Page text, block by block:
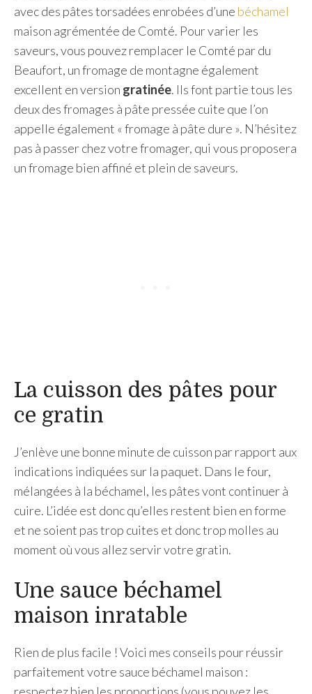
avec des pâtes torsadées enrobées d’une béchamel
maison agrémentée de Comté. Pour varier les
saveurs, vous pouvez remplacer le Comté par du
Beaufort, un fromage de montagne également
excellent en version gratinée. Ils font partie tous les
deux des fromages à pâte pressée cuite que l’on
appelle également « fromage à pâte dure ». N’hésitez
pas à passer chez votre fromager, qui vous proposera
un fromage bien affiné et plein de saveurs.
La cuisson des pâtes pour
ce gratin
J’enlève une bonne minute de cuisson par rapport aux
indications indiquées sur la paquet. Dans le four,
mélangées à la béchamel, les pâtes vont continuer à
cuire. L’idée est donc qu’elles restent bien en forme
et ne soient pas trop cuites et donc trop molles au
moment où vous allez servir votre gratin.
Une sauce béchamel
maison inratable
Rien de plus facile ! Voici mes conseils pour réussir
parfaitement votre sauce béchamel maison :